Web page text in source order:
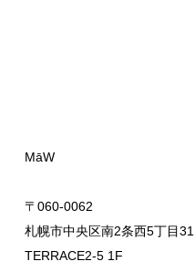
MāW
〒060-0062
札幌市中央区南2条西5丁目31
TERRACE2-5 1F